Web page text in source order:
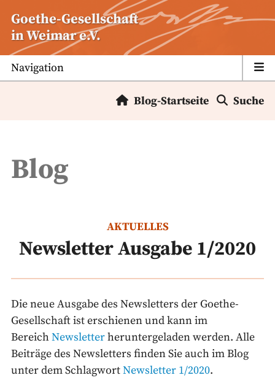
Inhalt
springen
Goethe-Gesellschaft
in Weimar e.V.
Navigation
Blog-Startseite Suche
Blog
AKTUELLES
Newsletter Ausgabe 1/2020
Die neue Ausgabe des Newsletters der Goethe-
Gesellschaft ist erschienen und kann im
BereichNewsletterheruntergeladen werden. Alle
Beiträge des Newsletters finden Sie auch im Blog
unter dem SchlagwortNewsletter 1/2020.